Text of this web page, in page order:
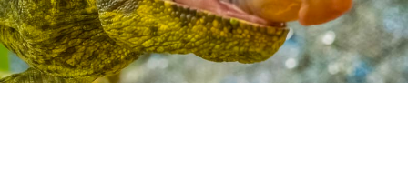
Časopis
Sledujte prima+
kteří dokážou zaútočit, aniž by se hnuli z místa.